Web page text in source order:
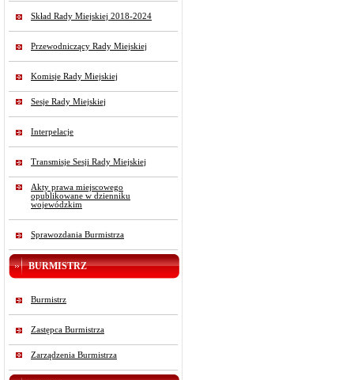
Skład Rady Miejskiej 2018-2024
Przewodniczący Rady Miejskiej
Komisje Rady Miejskiej
Sesje Rady Miejskiej
Interpelacje
Transmisje Sesji Rady Miejskiej
Akty prawa miejscowego
opublikowane w dzienniku
wojewódzkim
Sprawozdania Burmistrza
BURMISTRZ
Burmistrz
Zastępca Burmistrza
Zarządzenia Burmistrza